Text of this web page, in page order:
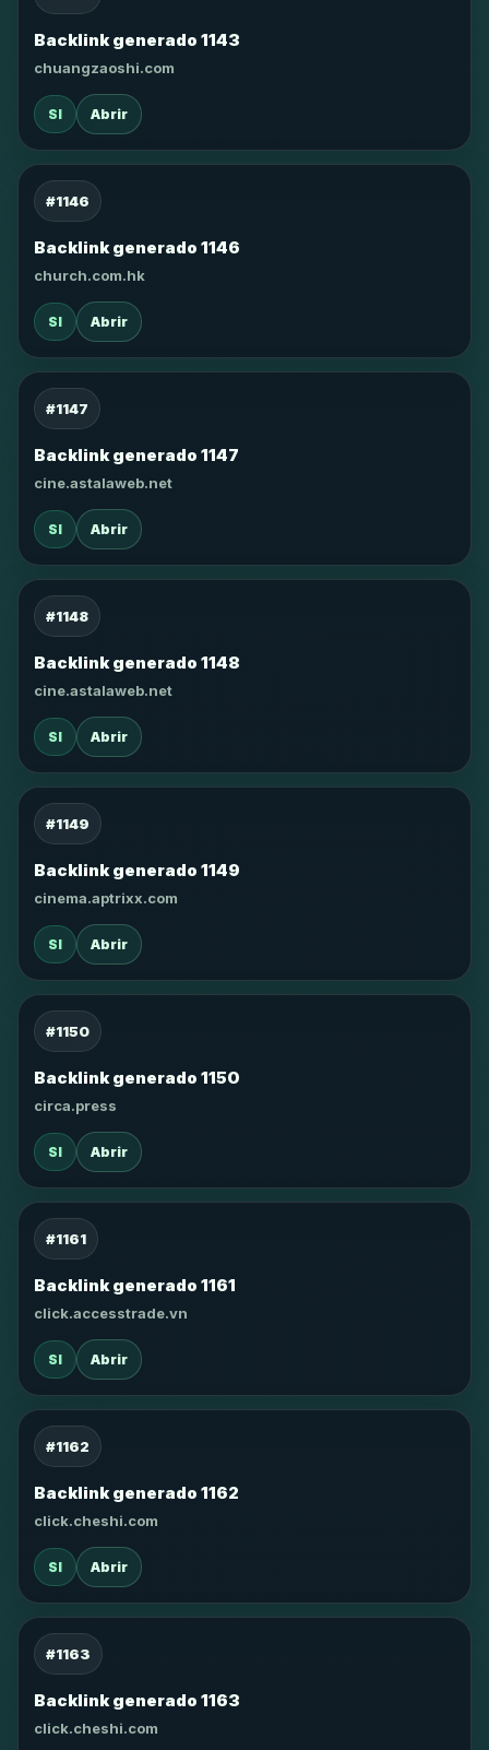
Backlink generado 1143
chuangzaoshi.com
SI Abrir
#1146
Backlink generado 1146
church.com.hk
SI Abrir
#1147
Backlink generado 1147
cine.astalaweb.net
SI Abrir
#1148
Backlink generado 1148
cine.astalaweb.net
SI Abrir
#1149
Backlink generado 1149
cinema.aptrixx.com
SI Abrir
#1150
Backlink generado 1150
circa.press
SI Abrir
#1161
Backlink generado 1161
click.accesstrade.vn
SI Abrir
#1162
Backlink generado 1162
click.cheshi.com
SI Abrir
#1163
Backlink generado 1163
click.cheshi.com